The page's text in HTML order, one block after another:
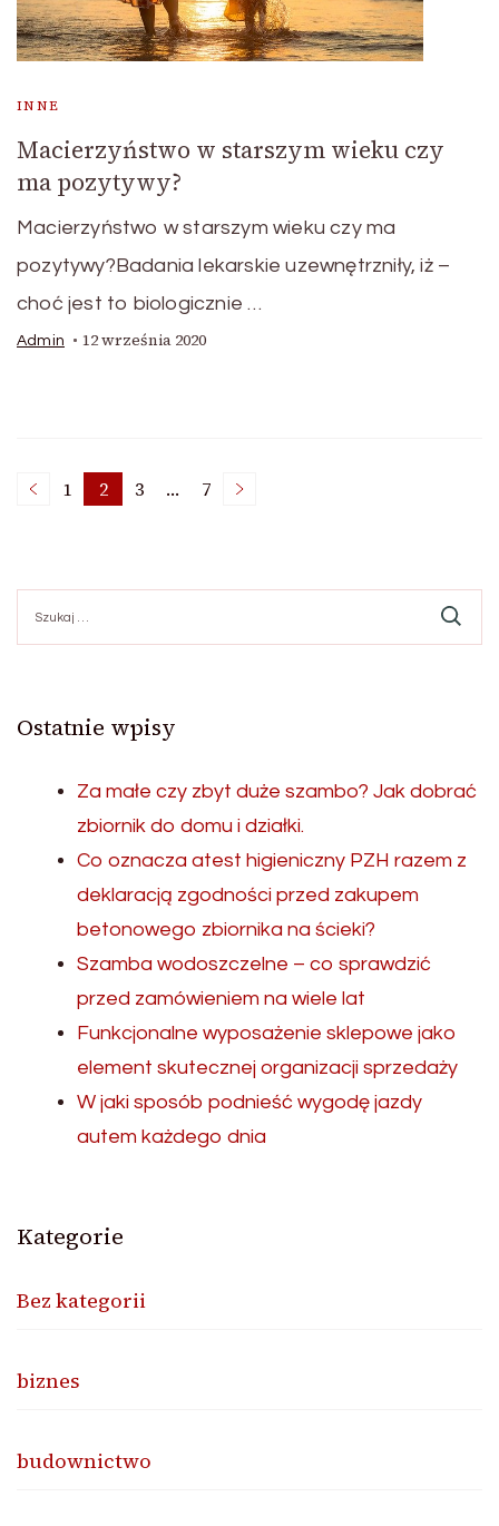
INNE
Macierzyństwo w starszym wieku czy
ma pozytywy?
Macierzyństwo w starszym wieku czy ma
pozytywy?Badania lekarskie uzewnętrzniły, iż –
choć jest to biologicznie …
Admin 12 września 2020
Nawigacja
po
wpisach
Page
1 Page
2 Page
3 … Page
7
Ostatnie wpisy
Za małe czy zbyt duże szambo? Jak dobrać
zbiornik do domu i działki.
Co oznacza atest higieniczny PZH razem z
deklaracją zgodności przed zakupem
betonowego zbiornika na ścieki?
Szamba wodoszczelne – co sprawdzić
przed zamówieniem na wiele lat
Funkcjonalne wyposażenie sklepowe jako
element skutecznej organizacji sprzedaży
W jaki sposób podnieść wygodę jazdy
autem każdego dnia
Kategorie
Bez kategorii
biznes
budownictwo